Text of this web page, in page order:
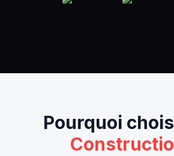
Pourquoi